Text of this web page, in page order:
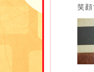
笑